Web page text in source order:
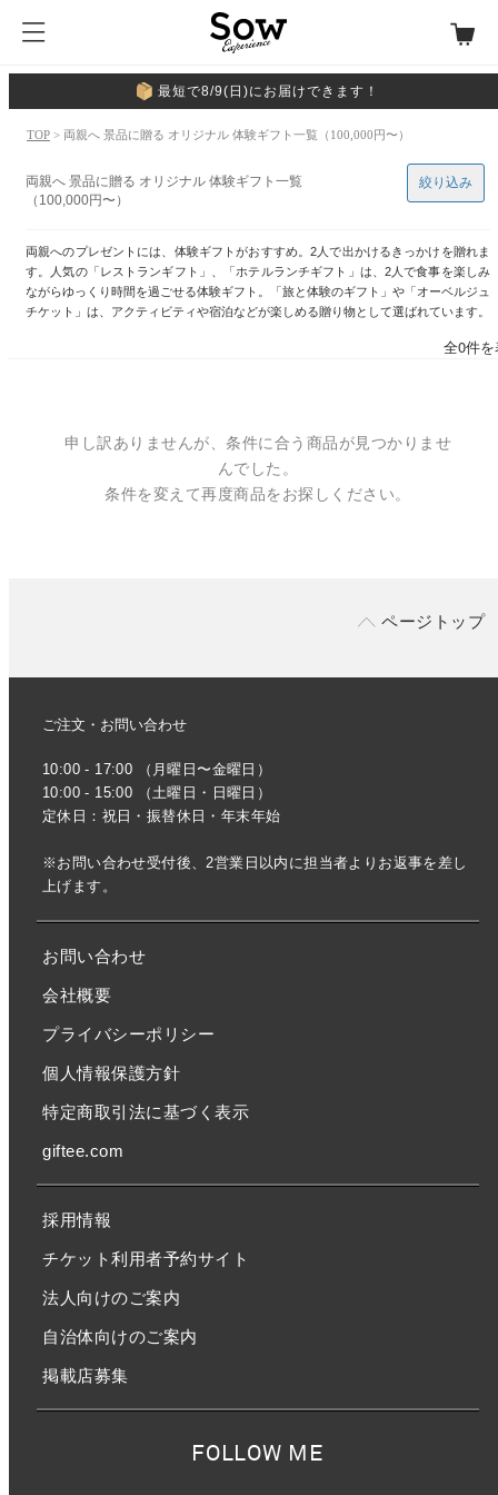
最短で8/9(日)にお届けできます！
TOP > 両親へ 景品に贈る オリジナル 体験ギフト一覧（100,000円〜）
両親へ 景品に贈る オリジナル 体験ギフト一覧
（100,000円〜）
両親へのプレゼントには、体験ギフトがおすすめ。2人で出かけるきっかけを贈れま
す。人気の「レストランギフト」、「ホテルランチギフト」は、2人で食事を楽しみ
ながらゆっくり時間を過ごせる体験ギフト。「旅と体験のギフト」や「オーベルジュ
チケット」は、アクティビティや宿泊などが楽しめる贈り物として選ばれています。
絞り込み
全0件
申し訳ありませんが、条件に合う商品が見つかりませ
んでした。
条件を変えて再度商品をお探しください。
ページトップ
ご注文・お問い合わせ
10:00 - 17:00 （月曜日〜金曜日）
10:00 - 15:00 （土曜日・日曜日）
定休日：祝日・振替休日・年末年始
※お問い合わせ受付後、2営業日以内に担当者よりお返事を差し
上げます。
お問い合わせ
会社概要
プライバシーポリシー
個人情報保護方針
特定商取引法に基づく表示
giftee.com
採用情報
チケット利用者予約サイト
法人向けのご案内
自治体向けのご案内
掲載店募集
FOLLOW ME